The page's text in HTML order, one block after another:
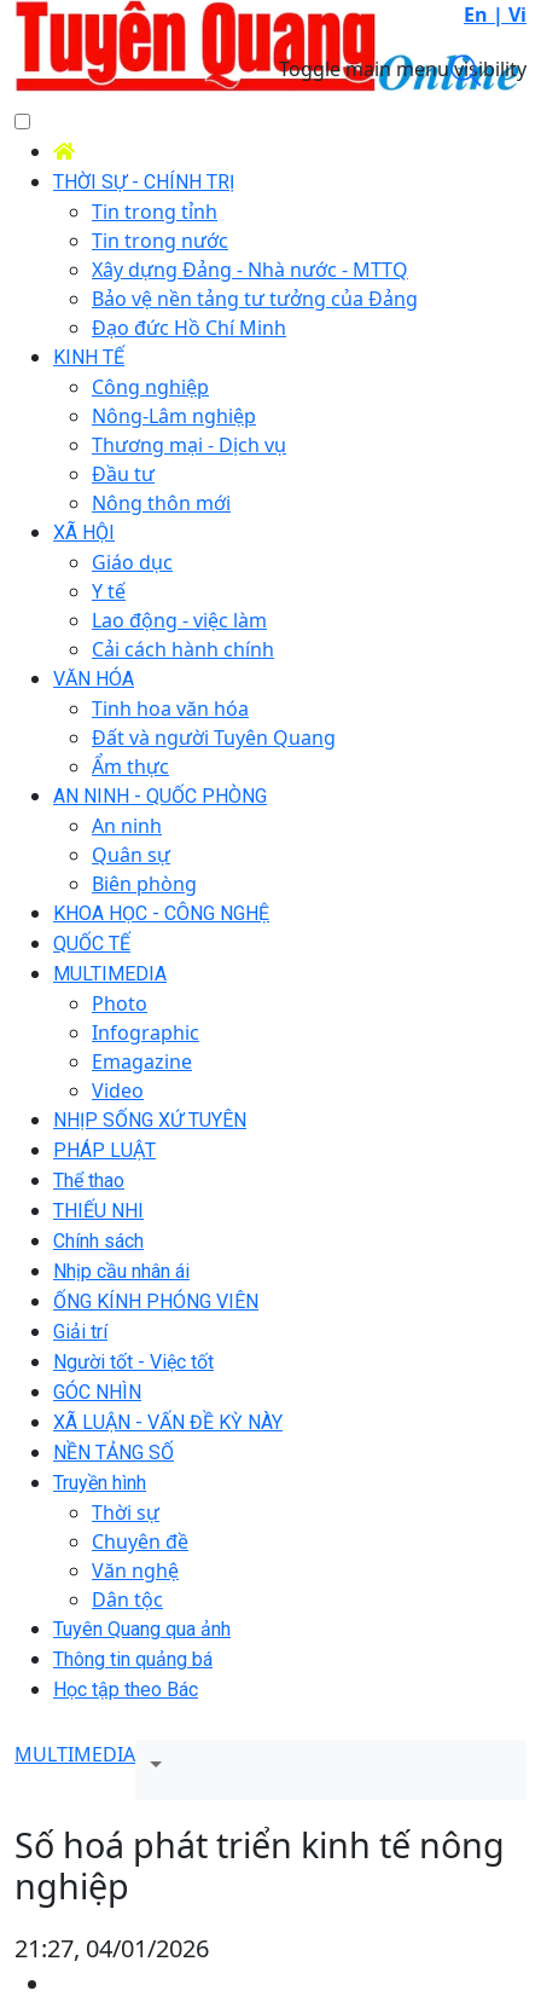
En | Vi
Toggle main menu visibility
THỜI SỰ - CHÍNH TRỊ
Tin trong tỉnh
Tin trong nước
Xây dựng Đảng - Nhà nước - MTTQ
Bảo vệ nền tảng tư tưởng của Đảng
Đạo đức Hồ Chí Minh
KINH TẾ
Công nghiệp
Nông-Lâm nghiệp
Thương mại - Dịch vụ
Đầu tư
Nông thôn mới
XÃ HỘI
Giáo dục
Y tế
Lao động - việc làm
Cải cách hành chính
VĂN HÓA
Tinh hoa văn hóa
Đất và người Tuyên Quang
Ẩm thực
AN NINH - QUỐC PHÒNG
An ninh
Quân sự
Biên phòng
KHOA HỌC - CÔNG NGHỆ
QUỐC TẾ
MULTIMEDIA
Photo
Infographic
Emagazine
Video
NHỊP SỐNG XỨ TUYÊN
PHÁP LUẬT
Thể thao
THIẾU NHI
Chính sách
Nhịp cầu nhân ái
ỐNG KÍNH PHÓNG VIÊN
Giải trí
Người tốt - Việc tốt
GÓC NHÌN
XÃ LUẬN - VẤN ĐỀ KỲ NÀY
NỀN TẢNG SỐ
Truyền hình
Thời sự
Chuyên đề
Văn nghệ
Dân tộc
Tuyên Quang qua ảnh
Thông tin quảng bá
Học tập theo Bác
MULTIMEDIA
Số hoá phát triển kinh tế nông
nghiệp
21:27, 04/01/2026